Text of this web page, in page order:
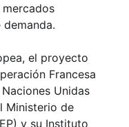
el proyecto
Francesa
Unidas
Ministerio de
y su Instituto